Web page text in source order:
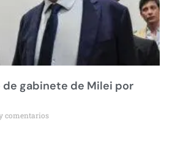
gabinete de Milei por
comentarios